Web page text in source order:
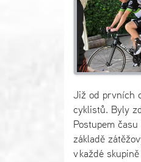
Již od prvních
cyklistů. Byly
Postupem
základě
v každé